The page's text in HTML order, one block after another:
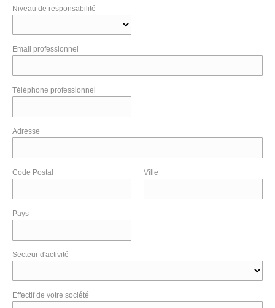
Niveau de responsabilité
Email professionnel
Téléphone professionnel
Adresse
Code Postal Ville
Pays
Secteur d'activité
Effectif de votre société